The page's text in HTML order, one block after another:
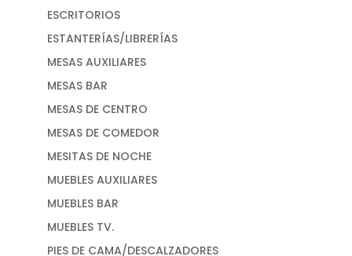
ESCRITORIOS
ESTANTERÍAS/LIBRERÍAS
MESAS AUXILIARES
MESAS BAR
MESAS DE CENTRO
MESAS DE COMEDOR
MESITAS DE NOCHE
MUEBLES AUXILIARES
MUEBLES BAR
MUEBLES TV.
PIES DE CAMA/DESCALZADORES